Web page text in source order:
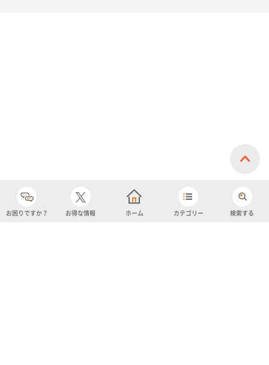
お困りですか？ お得な情報 ホーム カテゴリー 検索する